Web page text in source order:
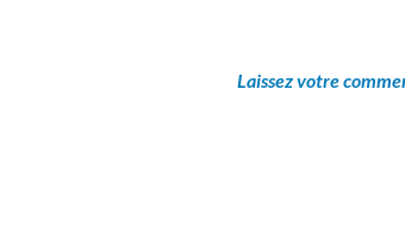
Laissez votre